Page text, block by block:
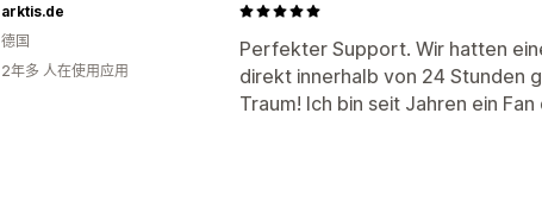
Perfekter Support. Wir hatten
direkt innerhalb von 24 Stunden
Traum! Ich bin seit Jahren ein
arktis.de
德国
2年多 人在使用应用